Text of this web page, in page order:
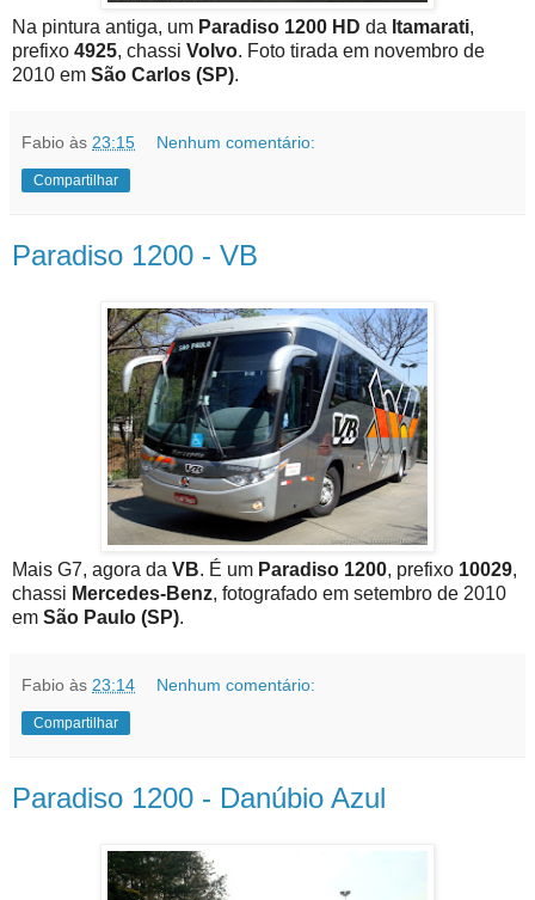
Na pintura antiga, um Paradiso 1200 HD da Itamarati,
prefixo 4925, chassi Volvo. Foto tirada em novembro de
2010 em São Carlos (SP).
Fabio às 23:15 Nenhum comentário:
Compartilhar
Paradiso 1200 - VB
Mais G7, agora da VB. É um Paradiso 1200, prefixo 10029,
chassi Mercedes-Benz, fotografado em setembro de 2010
em São Paulo (SP).
Fabio às 23:14 Nenhum comentário:
Compartilhar
Paradiso 1200 - Danúbio Azul